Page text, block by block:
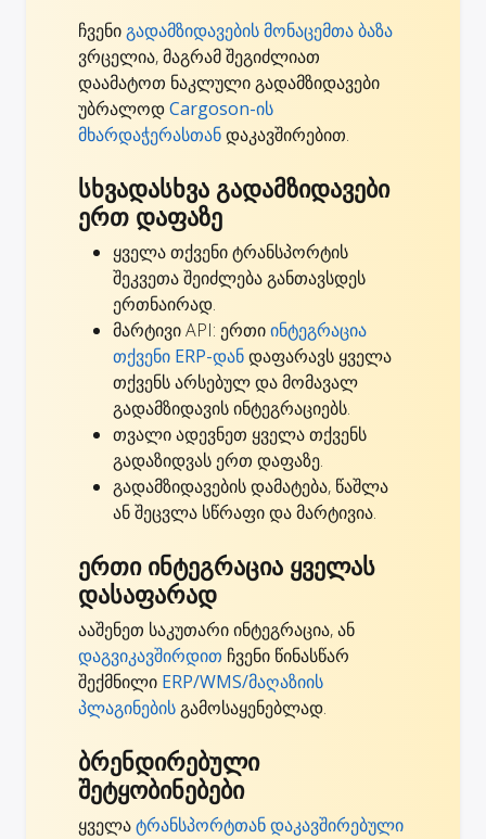
ჩვენიგადამზიდავების მონაცემთა ბაზა
ვრცელია, მაგრამ შეგიძლიათ
დაამატოთ ნაკლული გადამზიდავები
უბრალოდCargoson-ის
მხარდაჭერასთანდაკავშირებით.
სხვადასხვა გადამზიდავები
ერთ დაფაზე
ყველა თქვენი ტრანსპორტის
შეკვეთა შეიძლება განთავსდეს
ერთნაირად.
მარტივი API: ერთიინტეგრაცია
თქვენი ERP-დანდაფარავს ყველა
თქვენს არსებულ და მომავალ
გადამზიდავის ინტეგრაციებს.
თვალი ადევნეთ ყველა თქვენს
გადაზიდვას ერთ დაფაზე.
გადამზიდავების დამატება, წაშლა
ან შეცვლა სწრაფი და მარტივია.
ერთი ინტეგრაცია ყველას
დასაფარად
ააშენეთ საკუთარი ინტეგრაცია, ან
დაგვიკავშირდით ჩვენი წინასწარ
შექმნილი ERP/WMS/მაღაზიის
პლაგინებისგამოსაყენებლად.
ბრენდირებული
შეტყობინებები
ყველატრანსპორტთან დაკავშირებული